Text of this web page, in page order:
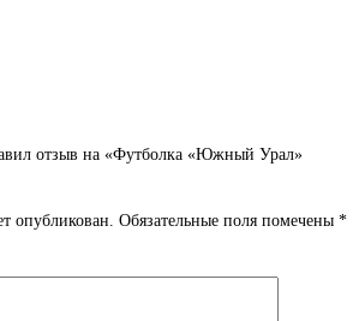
отзыв на «Футболка «Южный Урал»
опубликован. Обязательные поля помечены *